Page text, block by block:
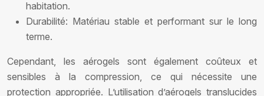
habitation.
Durabilité: Matériau stable et performant sur le long
terme.
Cependant, les aérogels sont également coûteux et
sensibles à la compression, ce qui nécessite une
protection appropriée. L’utilisation d’aérogels translucides